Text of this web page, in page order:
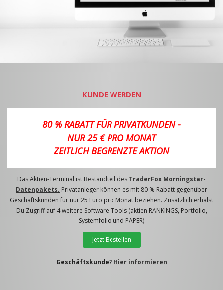
KUNDE WERDEN
80 % RABATT FÜR PRIVATKUNDEN -
NUR 25 € PRO MONAT
ZEITLICH BEGRENZTE AKTION
Das Aktien-Terminal ist Bestandteil des TraderFox Morningstar-
Datenpakets. Privatanleger können es mit 80 % Rabatt gegenüber
Geschäftskunden für nur 25 Euro pro Monat beziehen. Zusätzlich erhälst
Du Zugriff auf 4 weitere Software-Tools (aktien RANKINGS, Portfolio,
Systemfolio und PAPER)
Jetzt Bestellen
Geschäftskunde? Hier informieren